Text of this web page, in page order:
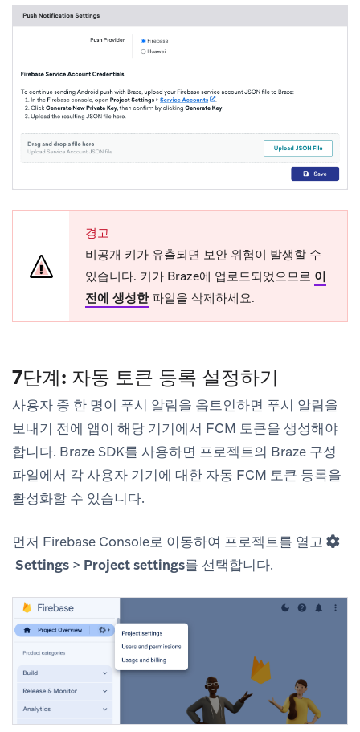
경고
비공개 키가 유출되면 보안 위험이 발생할 수
있습니다. 키가 Braze에 업로드되었으므로 이
전에 생성한파일을 삭제하세요.
7단계: 자동 토큰 등록 설정하기
사용자 중 한 명이 푸시 알림을 옵트인하면 푸시 알림을
보내기 전에 앱이 해당 기기에서 FCM 토큰을 생성해야
합니다. Braze SDK를 사용하면 프로젝트의 Braze 구성
파일에서 각 사용자 기기에 대한 자동 FCM 토큰 등록을
활성화할 수 있습니다.
먼저 Firebase Console로 이동하여 프로젝트를 열고
Settings > Project settings를 선택합니다.